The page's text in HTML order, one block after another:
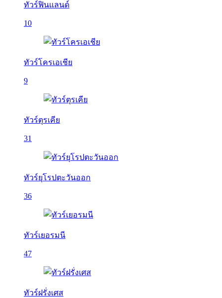
ทัวร์ฟินแลนด์
10
ทัวร์โครเอเชีย
9
ทัวร์ตุรเคีย
31
ทัวร์ยุโรปตะวันออก
36
ทัวร์เยอรมนี
47
ทัวร์ฝรั่งเศส